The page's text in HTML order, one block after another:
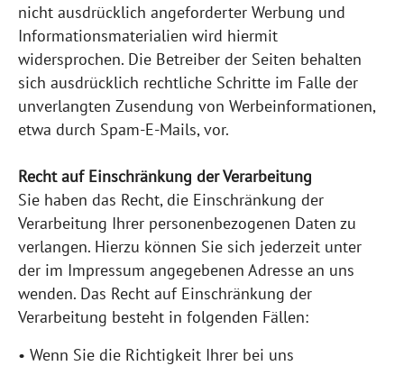
nicht ausdrücklich angeforderter Werbung und
Informationsmaterialien wird hiermit
widersprochen. Die Betreiber der Seiten behalten
sich ausdrücklich rechtliche Schritte im Falle der
unverlangten Zusendung von Werbeinformationen,
etwa durch Spam-E-Mails, vor.
Recht auf Einschränkung der Verarbeitung
Sie haben das Recht, die Einschränkung der
Verarbeitung Ihrer personenbezogenen Daten zu
verlangen. Hierzu können Sie sich jederzeit unter
der im Impressum angegebenen Adresse an uns
wenden. Das Recht auf Einschränkung der
Verarbeitung besteht in folgenden Fällen:
• Wenn Sie die Richtigkeit Ihrer bei uns